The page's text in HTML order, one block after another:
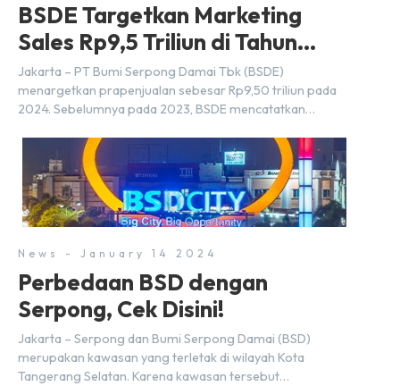
BSDE Targetkan Marketing
Sales Rp9,5 Triliun di Tahun
2024
Jakarta – PT Bumi Serpong Damai Tbk (BSDE)
menargetkan prapenjualan sebesar Rp9,50 triliun pada
2024. Sebelumnya pada 2023, BSDE mencatatkan
melampaui target prapenjualan sebesar Rp8,80 triliun.
Menurut Direktur BSDE Hermawan Wijaya menghadapi
2024, kondisi ekonomi global maupun nasional dapat
memengaruhi pertimbangan masyarakat untuk membeli
rumah maupun investasi di sektor […]
News - January 14 2024
Perbedaan BSD dengan
Serpong, Cek Disini!
Jakarta – Serpong dan Bumi Serpong Damai (BSD)
merupakan kawasan yang terletak di wilayah Kota
Tangerang Selatan. Karena kawasan tersebut